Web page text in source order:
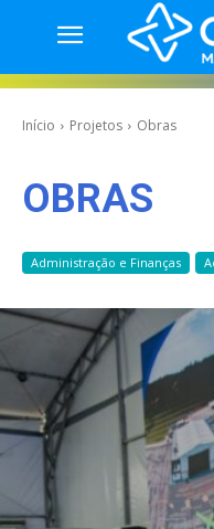
Início Projetos Obras
OBRAS
Administração e Finanças